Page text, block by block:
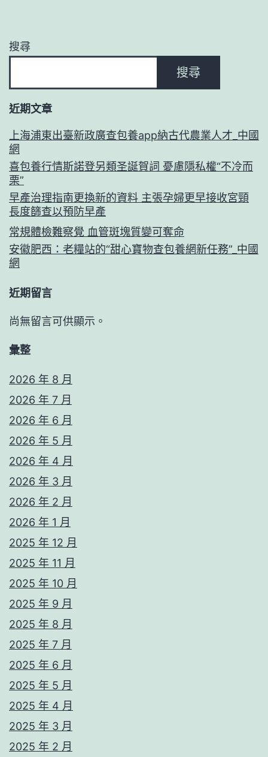
搜尋
搜尋
近期文章
上海浦東出臺新政廣查包養app納古代農業人才_中國
網
喜包養行情斯諾登另類圣誕賀詞 憂慮隱私權“不冷而
栗”
早產治理指南更換新的資料 主張孕婦更早接收宮頸
長度篩查以預防早產
常規體檢難察覺 血管斑塊質變可奪命
安徽肥西：老糧站的“甜心寶物查包養網新任務”_中國
網
近期留言
尚無留言可供顯示。
彙整
2026 年 8 月
2026 年 7 月
2026 年 6 月
2026 年 5 月
2026 年 4 月
2026 年 3 月
2026 年 2 月
2026 年 1 月
2025 年 12 月
2025 年 11 月
2025 年 10 月
2025 年 9 月
2025 年 8 月
2025 年 7 月
2025 年 6 月
2025 年 5 月
2025 年 4 月
2025 年 3 月
2025 年 2 月